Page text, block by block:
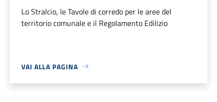
Lo Stralcio, le Tavole di corredo per le aree del
territorio comunale e il Regolamento Edilizio
VAI ALLA PAGINA